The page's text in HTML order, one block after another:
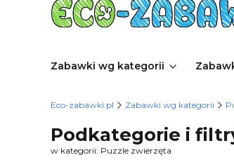
Zabawki wg kategorii
Eco-zabawki.pl Zabawki wg kategorii
Podkategorie i
w kategorii: Puzzle zwierzęta